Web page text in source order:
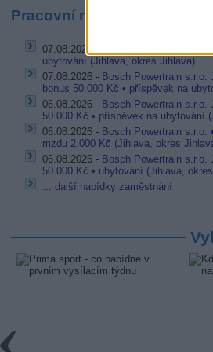
Pracovní nabídky
07.08.2026 -
ubytování (Jihlava, okres Jihlava)
07.08.2026 - Bosch Powertrain s.r.o.
bonus 50.000 Kč • příspěvek na
06.08.2026 - Bosch Powertrain s.r.o.
50.000 Kč • příspěvek na ubytování
06.08.2026 - Bosch Powertrain s.r.o.
mzdu 2.000 Kč (Jihlava, okres
06.08.2026 - Bosch Powertrain s.r.o.
50.000 Kč • ubytování (Jihlava,
... další nabídky zaměstnání